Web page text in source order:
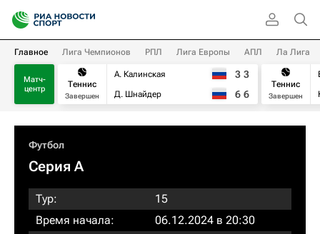
Главное Лига Чемпионов РПЛ Лига Европы АПЛ Ла Лига
Матч-
центр
Теннис
Завершен
А. Калинская
Д. Шнайдер
3 3
6 6
Теннис
Завершен
Футбол
Серия А
Тур:
15
Время начала:
06.12.2024 в 20:30